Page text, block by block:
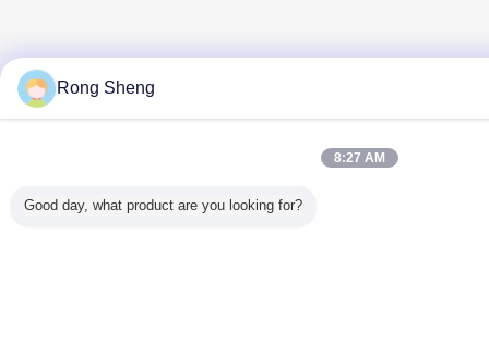
Rong Sheng
8:27 AM
Good day, what product are you looking for?